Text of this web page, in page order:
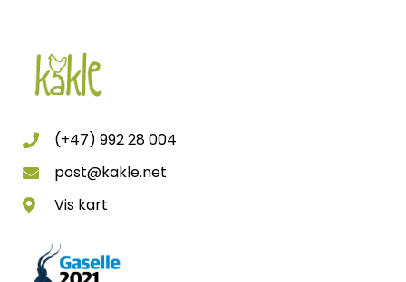
(+47) 992 28 004
post@kakle.net
Vis kart